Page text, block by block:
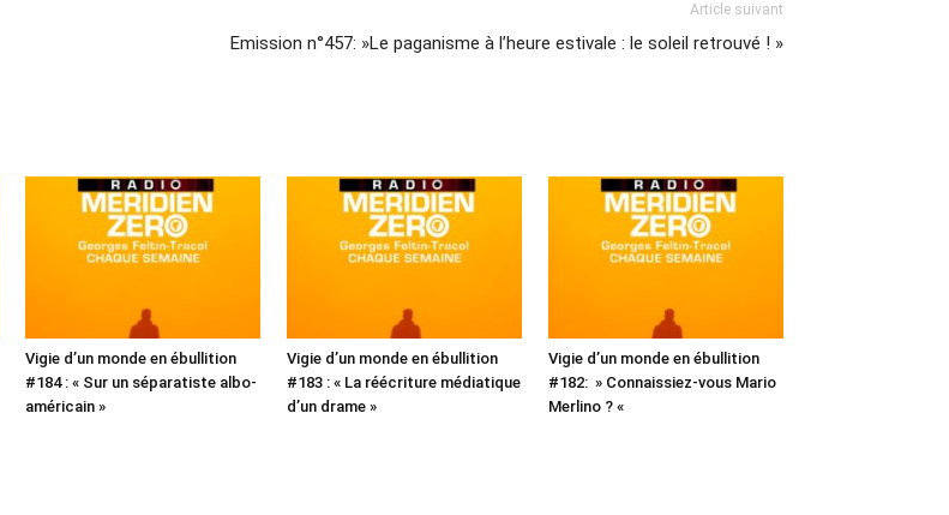
Article suivant
Emission n°457: »Le paganisme à l’heure estivale : le soleil retrouvé ! »
Vigie d’un monde en ébullition
#184 : « Sur un séparatiste albo-
américain »
Vigie d’un monde en ébullition
#183 : « La réécriture médiatique
d’un drame »
Vigie d’un monde en ébullition
#182: » Connaissiez-vous Mario
Merlino ? «